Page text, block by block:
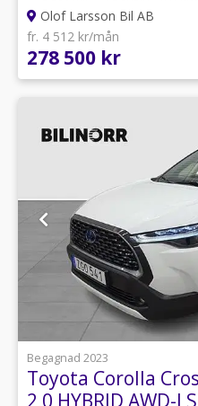
Olof Larsson Bil AB
fr. 4 512 kr/mån
278 500 kr
1
Begagnad 2023
Toyota Corolla
2,0 HYBRID AWD-I